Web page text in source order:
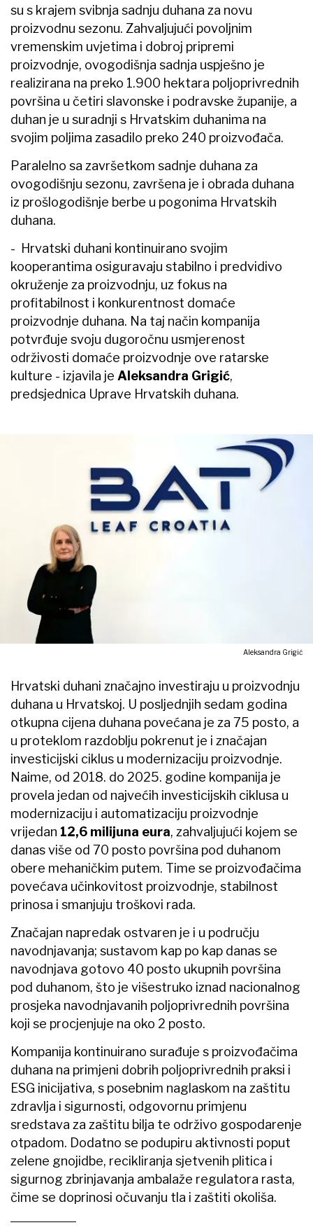
su s krajem svibnja sadnju duhana za novu
proizvodnu sezonu. Zahvaljujući povoljnim
vremenskim uvjetima i dobroj pripremi
proizvodnje, ovogodišnja sadnja uspješno je
realizirana na preko 1.900 hektara poljoprivrednih
površina u četiri slavonske i podravske županije, a
duhan je u suradnji s Hrvatskim duhanima na
svojim poljima zasadilo preko 240 proizvođača.
Paralelno sa završetkom sadnje duhana za
ovogodišnju sezonu, završena je i obrada duhana
iz prošlogodišnje berbe u pogonima Hrvatskih
duhana.
- Hrvatski duhani kontinuirano svojim
kooperantima osiguravaju stabilno i predvidivo
okruženje za proizvodnju, uz fokus na
profitabilnost i konkurentnost domaće
proizvodnje duhana. Na taj način kompanija
potvrđuje svoju dugoročnu usmjerenost
održivosti domaće proizvodnje ove ratarske
kulture - izjavila je Aleksandra Grigić,
predsjednica Uprave Hrvatskih duhana.
Aleksandra Grigić
Hrvatski duhani značajno investiraju u proizvodnju
duhana u Hrvatskoj. U posljednjih sedam godina
otkupna cijena duhana povećana je za 75 posto, a
u proteklom razdoblju pokrenut je i značajan
investicijski ciklus u modernizaciju proizvodnje.
Naime, od 2018. do 2025. godine kompanija je
provela jedan od najvećih investicijskih ciklusa u
modernizaciju i automatizaciju proizvodnje
vrijedan 12,6 milijuna eura, zahvaljujući kojem se
danas više od 70 posto površina pod duhanom
obere mehaničkim putem. Time se proizvođačima
povećava učinkovitost proizvodnje, stabilnost
prinosa i smanjuju troškovi rada.
Značajan napredak ostvaren je i u području
navodnjavanja; sustavom kap po kap danas se
navodnjava gotovo 40 posto ukupnih površina
pod duhanom, što je višestruko iznad nacionalnog
prosjeka navodnjavanih poljoprivrednih površina
koji se procjenjuje na oko 2 posto.
Kompanija kontinuirano surađuje s proizvođačima
duhana na primjeni dobrih poljoprivrednih praksi i
ESG inicijativa, s posebnim naglaskom na zaštitu
zdravlja i sigurnosti, odgovornu primjenu
sredstava za zaštitu bilja te održivo gospodarenje
otpadom. Dodatno se podupiru aktivnosti poput
zelene gnojidbe, recikliranja sjetvenih plitica i
sigurnog zbrinjavanja ambalaže regulatora rasta,
čime se doprinosi očuvanju tla i zaštiti okoliša.